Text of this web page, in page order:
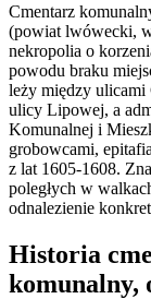
Cmentarz
(powiat lwówecki,
nekropolia o
powodu braku
leży między ulicami
ulicy Lipowej, a
Komunalnej i
grobowcami,
z lat 1605-1608.
poległych w
odnalezienie
Historia
komunalny,